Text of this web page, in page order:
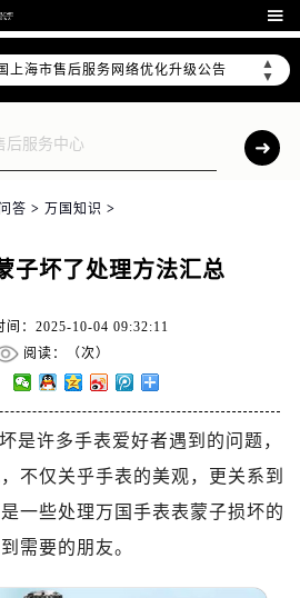

▲
▼
上海市售后服务网络优化升级公告
2026年6月上海市万国官方售后客户服务热线：400-992-7093
售后服务中心最新网点地址：
上海市徐汇区虹桥路3号港汇中心写字楼2座37层3705室（需提前预约）
答 > 万国知识 >
子坏了处理方法汇总
间：2025-10-04 09:32:11
阅读：（次）
是许多手表爱好者遇到的问题，
不仅关乎手表的美观，更关系到
一些处理万国手表表蒙子损坏的
需要的朋友。